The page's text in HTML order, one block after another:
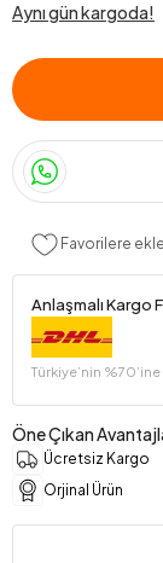
Aynı gün kargoda!
Favorilere ekle
Anlaşmalı Kargo
Türkiye’nin
Öne Çıkan
Ücretsiz Kargo
Orjinal Ürün